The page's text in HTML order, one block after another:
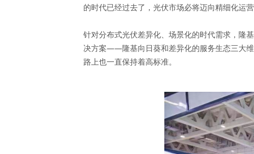
的时代已经过去了，光伏市场必将迈向精细化运营
针对分布式光伏差异化、场景化的时代需求，
决方案——隆基向日葵和差异化的服务生态三大
路上也一直保持着高标准。